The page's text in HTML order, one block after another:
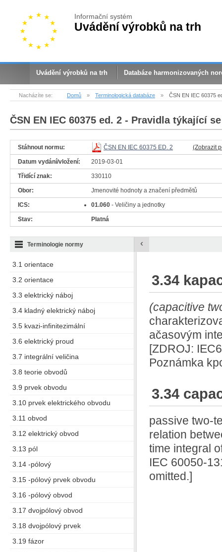
Informační systém
Uvádění výrobků na trh
Uvádění výrobků na trh Databáze harmonizovaných
Nacházíte se: Domů » Terminologická databáze » ČSN EN IEC 60375
ČSN EN IEC 60375 ed. 2 - Pravidla týkající
Stáhnout normu: ČSN EN IEC 60375 ED. 2 (Zobrazit
Datum vydání/vložení: 2019-03-01
Třidící znak: 330110
Obor: Jmenovité hodnoty a značení předmětů
ICS: 01.060 - Veličiny a jednotky
Stav: Platná
3.1 orientace
3.2 orientace
3.3 elektrický náboj
3.4 kladný elektrický náboj
3.5 kvazi-infinitezimální
3.6 elektrický proud
3.7 integrální veličina
3.8 teorie obvodů
3.9 prvek obvodu
3.10 prvek elektrického obvodu
3.11 obvod
3.12 elektrický obvod
3.13 pól
3.14 -pólový
3.15 -pólový prvek obvodu
3.16 -pólový obvod
3.17 dvojpólový obvod
3.18 dvojpólový prvek
3.19 fázor
Terminologie normy ‹
3.34
(capacitive
ačasovým
[ZDROJ:
Poznámka
3.34
passive two-
relation
time integral
IEC 60050-
omitted.]